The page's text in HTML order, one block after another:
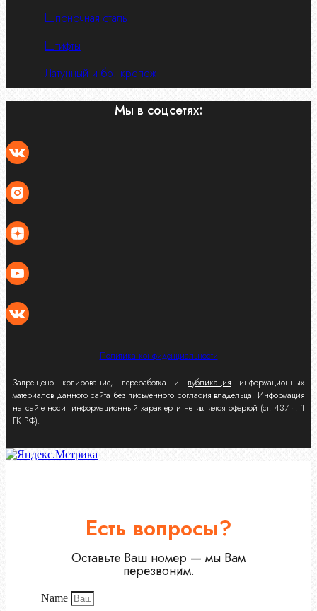
Шпоночная сталь
Штифты
Латунный и бр. крепеж
Мы в соцсетях:
Политика конфиденциальности
Запрещено копирование, переработка и публикация информационных
материалов данного сайта без письменного согласия владельца. Информация
на сайте носит информационный характер и не является офертой (ст. 437 ч. 1
ГК РФ).
Есть вопросы?
Оставьте Ваш номер — мы Вам
перезвоним.
Name